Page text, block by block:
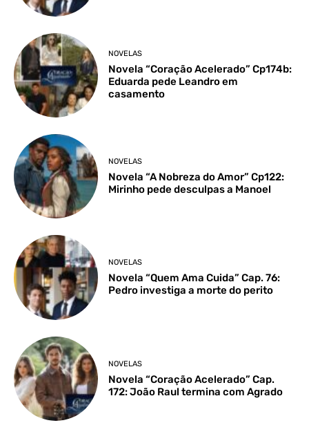
NOVELAS
Novela “Coração Acelerado” Cp174b:
Eduarda pede Leandro em
casamento
NOVELAS
Novela “A Nobreza do Amor” Cp122:
Mirinho pede desculpas a Manoel
NOVELAS
Novela “Quem Ama Cuida” Cap. 76:
Pedro investiga a morte do perito
NOVELAS
Novela “Coração Acelerado” Cap.
172: João Raul termina com Agrado